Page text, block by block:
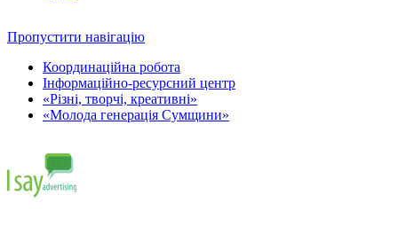
Пропустити навігацію
Координаційна робота
Інформаційно-ресурсний центр
«Різні, творчі, креативні»
«Молода генерація Сумщини»